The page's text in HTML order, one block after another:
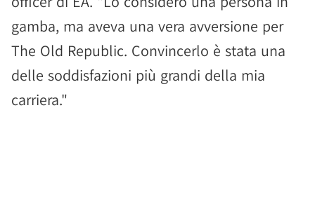
gamba, ma aveva una vera avversione per
The Old Republic. Convincerlo è stata una
delle soddisfazioni più grandi della mia
carriera."